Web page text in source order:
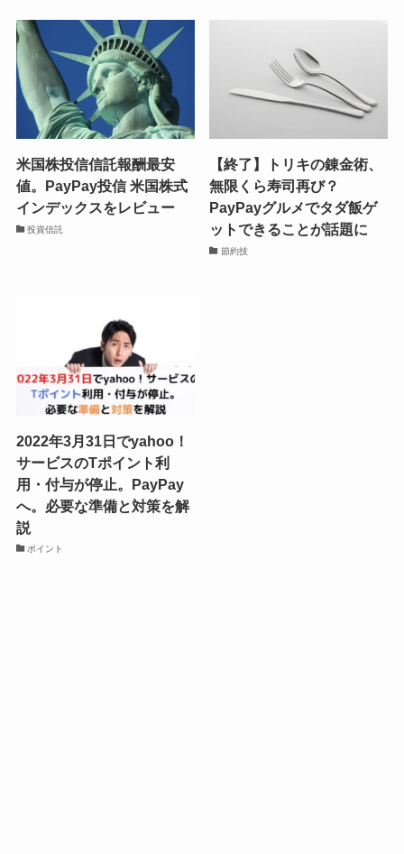
米国株投信信託報酬最安
値。PayPay投信 米国株式
インデックスをレビュー
投資信託
【終了】トリキの錬金術、
無限くら寿司再び？
PayPayグルメでタダ飯ゲ
ットできることが話題に
節約技
2022年3月31日でyahoo！
サービスのTポイント利
用・付与が停止。PayPay
へ。必要な準備と対策を解
説
ポイント